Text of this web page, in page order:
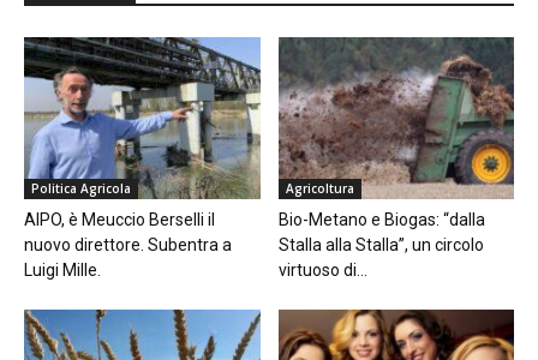
Politica Agricola
AIPO, è Meuccio Berselli il
nuovo direttore. Subentra a
Luigi Mille.
Agricoltura
Bio-Metano e Biogas: “dalla
Stalla alla Stalla”, un circolo
virtuoso di...